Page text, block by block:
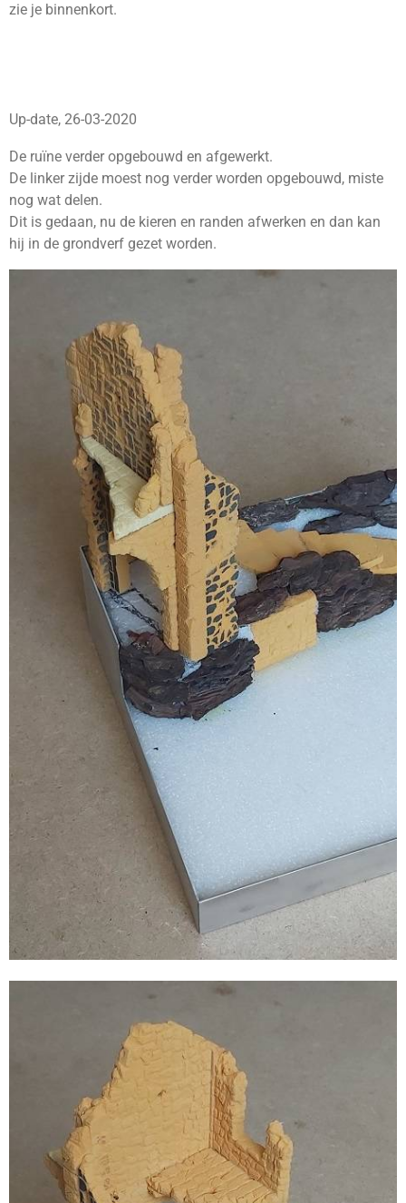
zie je binnenkort.
Up-date, 26-03-2020
De ruïne verder opgebouwd en afgewerkt.
De linker zijde moest nog verder worden opgebouwd, miste
nog wat delen.
Dit is gedaan, nu de kieren en randen afwerken en dan kan
hij in de grondverf gezet worden.